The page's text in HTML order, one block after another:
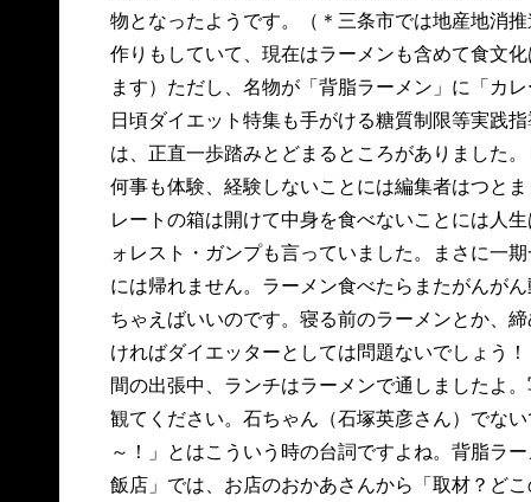
物となったようです。（＊三条市では地産地消
作りもしていて、現在はラーメンも含めて食文
ます）ただし、名物が「背脂ラーメン」に「カレ
日頃ダイエット特集も手がける糖質制限等実践
は、正直一歩踏みとどまるところがありました
何事も体験、経験しないことには編集者はつと
レートの箱は開けて中身を食べないことには人
ォレスト・ガンプも言っていました。まさに一
には帰れません。ラーメン食べたらまたがんが
ちゃえばいいのです。寝る前のラーメンとか、
ければダイエッターとしては問題ないでしょう
間の出張中、ランチはラーメンで通しましたよ
観てください。石ちゃん（石塚英彦さん）でない
～！」とはこういう時の台詞ですよね。背脂ラ
飯店」では、お店のおかあさんから「取材？ど